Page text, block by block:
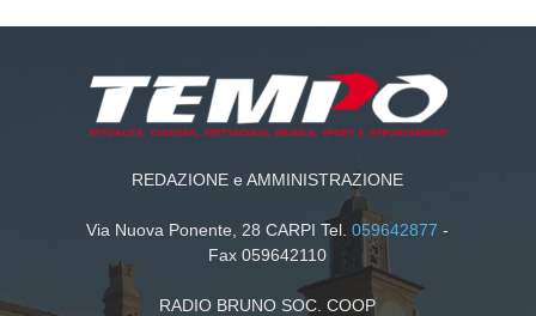
REDAZIONE e AMMINISTRAZIONE
Via Nuova Ponente, 28 CARPI Tel.059642877 -
Fax 059642110
RADIO BRUNO SOC. COOP